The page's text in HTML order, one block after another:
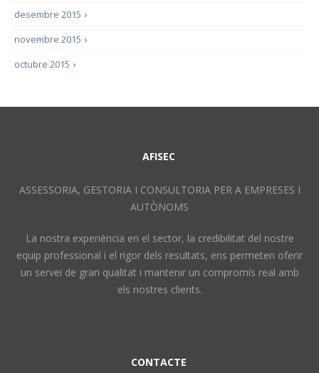
›
desembre 2015
›
novembre 2015
›
octubre 2015
AFISEC
ASSESSORIA, GESTORIA I CONSULTORIA PER A EMPRESES I
AUTÒNOMS
La nostra experiència en el sector, la credibilitat del nostre
equip professional i el rigor dels resultats, ens permeten oferir
un servei de gran qualitat i mantenir un compromís real amb
els nostres clients.
CONTACTE